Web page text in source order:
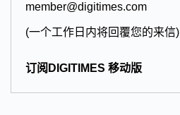
member@digitimes.com
(一个工作日内将回覆您的来信)
订阅DIGITIMES 移动版